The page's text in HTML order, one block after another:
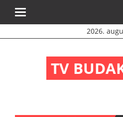
Toggle
2026.
TV